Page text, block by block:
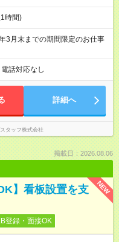
時間)
月末までの期間限定のお仕事
電話対応なし
詳細へ
タッフ株式会社
掲載日：2026.08.06
NEW
】看板設置を支
登録・面接OK